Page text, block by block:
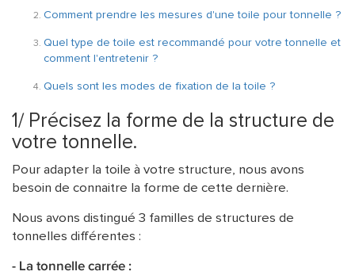
Comment prendre les mesures d'une toile pour tonnelle ?
Quel type de toile est recommandé pour votre tonnelle et
comment l'entretenir ?
Quels sont les modes de fixation de la toile ?
1/ Précisez la forme de la structure de
votre tonnelle.
Pour adapter la toile à votre structure, nous avons
besoin de connaitre la forme de cette dernière.
Nous avons distingué 3 familles de structures de
tonnelles différentes :
- La tonnelle carrée :